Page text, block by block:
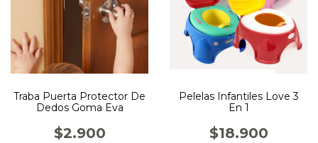
Traba Puerta Protector De
Dedos Goma Eva
$2.900
Pelelas Infantiles Love 3
En 1
$18.900